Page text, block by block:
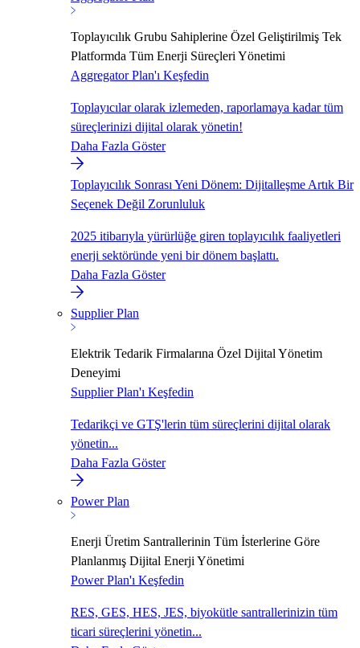
Toplayıcılık Grubu Sahiplerine Özel Geliştirilmiş Tek
Platformda Tüm Enerji Süreçleri Yönetimi
Aggregator Plan'ı Keşfedin
Toplayıcılar olarak izlemeden, raporlamaya kadar tüm
süreçlerinizi dijital olarak yönetin!
Daha Fazla Göster
Toplayıcılık Sonrası Yeni Dönem: Dijitalleşme Artık Bir
Seçenek Değil Zorunluluk
2025 itibarıyla yürürlüğe giren toplayıcılık faaliyetleri
enerji sektöründe yeni bir dönem başlattı.
Daha Fazla Göster
Supplier Plan
Elektrik Tedarik Firmalarına Özel Dijital Yönetim
Deneyimi
Supplier Plan'ı Keşfedin
Tedarikçi ve GTŞ'lerin tüm süreçlerini dijital olarak
yönetin...
Daha Fazla Göster
Power Plan
Enerji Üretim Santrallerinin Tüm İsterlerine Göre
Planlanmış Dijital Enerji Yönetimi
Power Plan'ı Keşfedin
RES, GES, HES, JES, biyokütle santrallerinizin tüm
ticari süreçlerini yönetin...